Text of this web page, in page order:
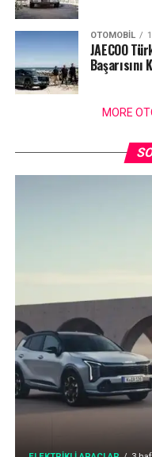
OTOMOBIL
JAECOO
Başarısını
MORE